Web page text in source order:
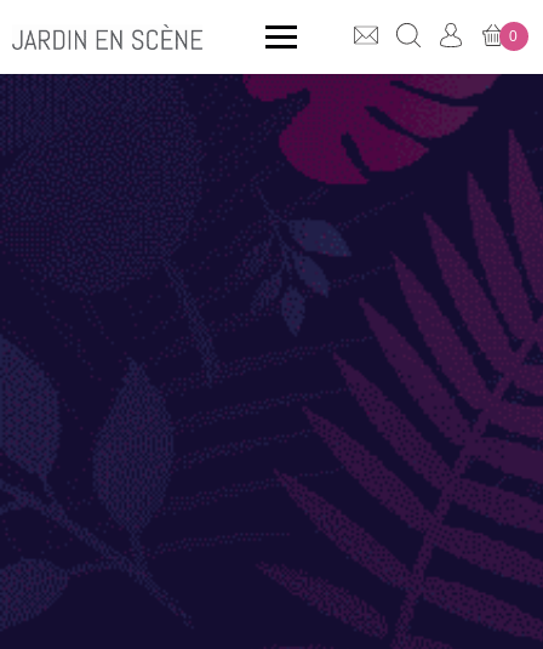
CLICK & COLLECT
MOBILIER OUTDOOR
Bancs
Rangements
ACCESSOIRES
Accessoires de jardinage
Boites aux lettres
0
QUE CHERCHEZ-VOUS ?